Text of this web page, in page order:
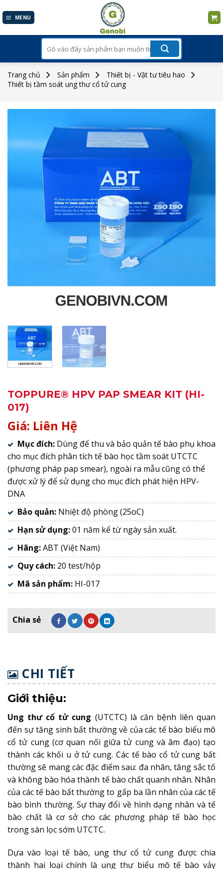
to
MENU
kiếm:
Trang chủ Sản phẩm
Thiết bị - Vật tư tiêu hao
Thiết bị tầm soát ung thư cổ tử cung
TOPPURE® HPV PAP SMEAR KIT (HI-
017)
Giá: Liên Hệ
Mục đích: Dùng để thu và bảo quản tế bào phụ khoa
cho mục đích phân tích tế bào học tầm soát UTCTC
(phương pháp pap smear), ngoài ra mẫu cũng có thể
được xử lý để sử dụng cho mục đích phát hiện HPV-
DNA
Bảo quản: Nhiệt độ phòng (25oC)
Hạn sử dụng:01 năm kể từ ngày sản xuất.
Hãng:ABT (Việt Nam)
Quy cách: 20 test/hộp
Mã sản phẩm: HI-017
CHI TIẾT
Giới thiệu:
Ung thư cổ tử cung (UTCTC) là căn bệnh liên quan
đến sự tăng sinh bất thường về của các tế bào biểu mô
cổ tử cung (cơ quan nối giữa tử cung và âm đạo) tạo
thành các khối u ở tử cung. Các tế bào cổ tử cung bất
thường sẽ mang các đặc điểm sau: đa nhân, tăng sắc tố
và không bào hóa thành tế bào chất quanh nhân. Nhân
của các tế bào bất thường to gấp ba lần nhân của các tế
bào bình thường. Sự thay đổi về hình dạng nhân và tế
bào chất là cơ sở cho các phương pháp tế bào học
trong sàn lọc sớm UTCTC.
Dựa vào loại tế bào, ung thư cổ tử cung được chia
thành hai loại chính là ung thư biểu mô tế bào vảy